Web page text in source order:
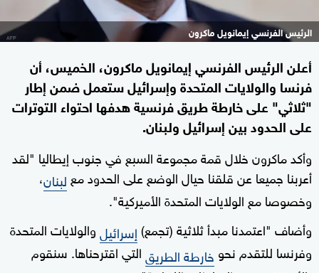
الرئيس الفرنسي إيمانويل ماكرون
أعلن الرئيس الفرنسي إيمانويل ماكرون، الخميس، أن
فرنسا والولايات المتحدة وإسرائيل ستعمل ضمن إطار
"ثلاثي" على خارطة طريق فرنسية هدفها احتواء التوترات
على الحدود بين إسرائيل ولبنان.
وأكد ماكرون خلال قمة مجموعة السبع في جنوب إيطاليا "لقد
أعربنا جميعا عن قلقنا حيال الوضع على الحدود مع لبنان،
وخصوصا مع الولايات المتحدة الأميركية".
وأضاف "اعتمدنا مبدأ ثلاثية (تجمع)إسرائيلوالولايات المتحدة
وفرنسا للتقدم نحو خارطة الطريقالتي اقترحناها. سنقوم